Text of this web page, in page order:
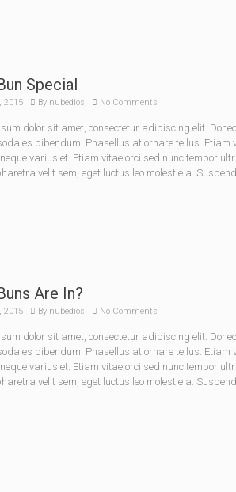
Special
2015 By nubedios No Comments
dolor sit amet, consectetur adipiscing elit.
bibendum. Phasellus at ornare tellus.
varius et. Etiam vitae orci sed nunc tempor
velit sem, eget luctus leo molestie a.
Are In?
2015 By nubedios No Comments
dolor sit amet, consectetur adipiscing elit.
bibendum. Phasellus at ornare tellus.
varius et. Etiam vitae orci sed nunc tempor
velit sem, eget luctus leo molestie a.